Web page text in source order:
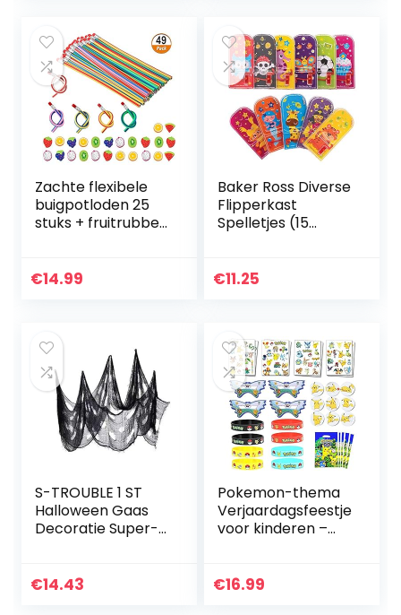
Zachte flexibele
buigpotloden 25
stuks + fruitrubber
voor kinderen,
€14.99
Baker Ross Diverse
Flipperkast
Spelletjes (15
Kinderen
€11.25
S-TROUBLE 1 ST
Halloween Gaas
Decoratie Super-
Feestbenodigdhed
€14.43
Pokemon-thema
Verjaardagsfeestje
voor kinderen –
cadeautjes voor
€16.99